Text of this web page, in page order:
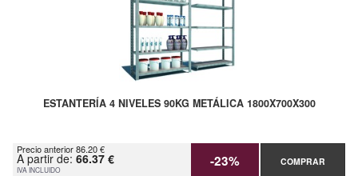
ESTANTERÍA 4 NIVELES 90KG METÁLICA 1800X700X300
Precio anterior 86.20 €
A partir de: 66.37 €
IVA INCLUIDO -23% COMPRAR